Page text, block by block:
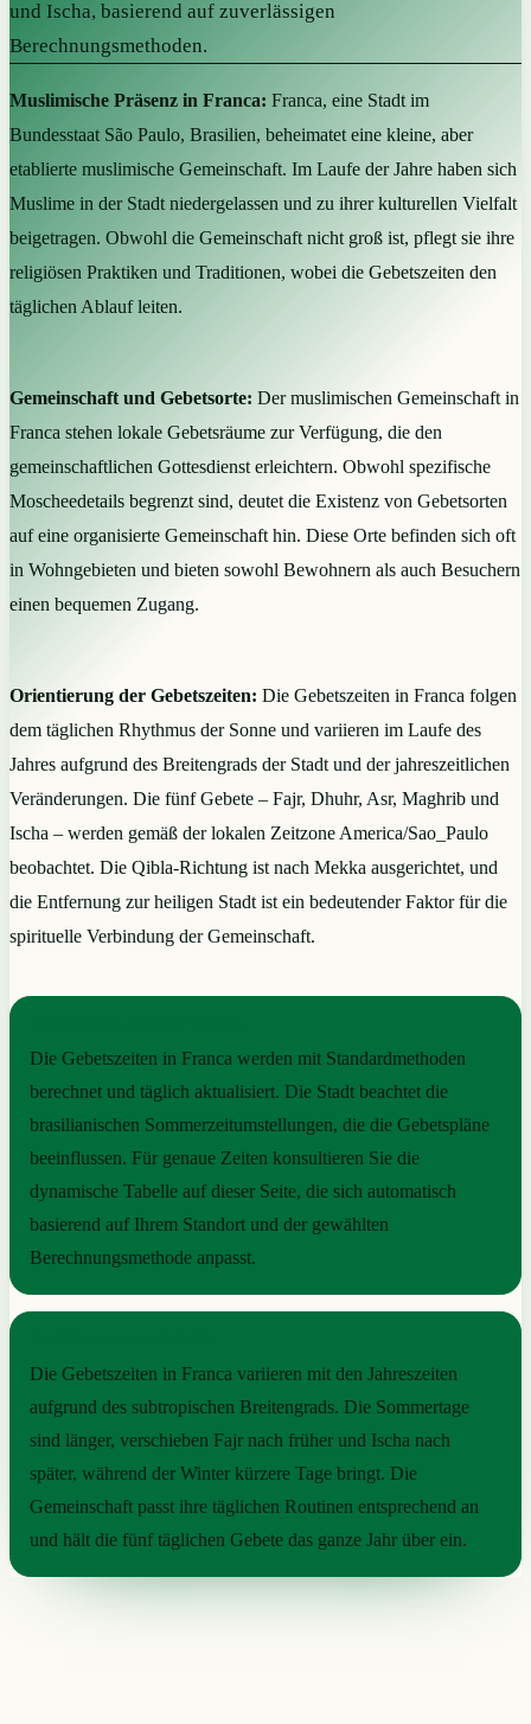
und Ischa, basierend auf zuverlässigen
Berechnungsmethoden.
Muslimische Präsenz in Franca: Franca, eine Stadt im
Bundesstaat São Paulo, Brasilien, beheimatet eine kleine, aber
etablierte muslimische Gemeinschaft. Im Laufe der Jahre haben sich
Muslime in der Stadt niedergelassen und zu ihrer kulturellen Vielfalt
beigetragen. Obwohl die Gemeinschaft nicht groß ist, pflegt sie ihre
religiösen Praktiken und Traditionen, wobei die Gebetszeiten den
täglichen Ablauf leiten.
Gemeinschaft und Gebetsorte: Der muslimischen Gemeinschaft in
Franca stehen lokale Gebetsräume zur Verfügung, die den
gemeinschaftlichen Gottesdienst erleichtern. Obwohl spezifische
Moscheedetails begrenzt sind, deutet die Existenz von Gebetsorten
auf eine organisierte Gemeinschaft hin. Diese Orte befinden sich oft
in Wohngebieten und bieten sowohl Bewohnern als auch Besuchern
einen bequemen Zugang.
Orientierung der Gebetszeiten: Die Gebetszeiten in Franca folgen
dem täglichen Rhythmus der Sonne und variieren im Laufe des
Jahres aufgrund des Breitengrads der Stadt und der jahreszeitlichen
Veränderungen. Die fünf Gebete – Fajr, Dhuhr, Asr, Maghrib und
Ischa – werden gemäß der lokalen Zeitzone America/Sao_Paulo
beobachtet. Die Qibla-Richtung ist nach Mekka ausgerichtet, und
die Entfernung zur heiligen Stadt ist ein bedeutender Faktor für die
spirituelle Verbindung der Gemeinschaft.
Die Gebetszeiten in Franca werden mit Standardmethoden
berechnet und täglich aktualisiert. Die Stadt beachtet die
brasilianischen Sommerzeitumstellungen, die die Gebetspläne
beeinflussen. Für genaue Zeiten konsultieren Sie die
dynamische Tabelle auf dieser Seite, die sich automatisch
basierend auf Ihrem Standort und der gewählten
Berechnungsmethode anpasst.
Die Gebetszeiten in Franca variieren mit den Jahreszeiten
aufgrund des subtropischen Breitengrads. Die Sommertage
sind länger, verschieben Fajr nach früher und Ischa nach
später, während der Winter kürzere Tage bringt. Die
Gemeinschaft passt ihre täglichen Routinen entsprechend an
und hält die fünf täglichen Gebete das ganze Jahr über ein.